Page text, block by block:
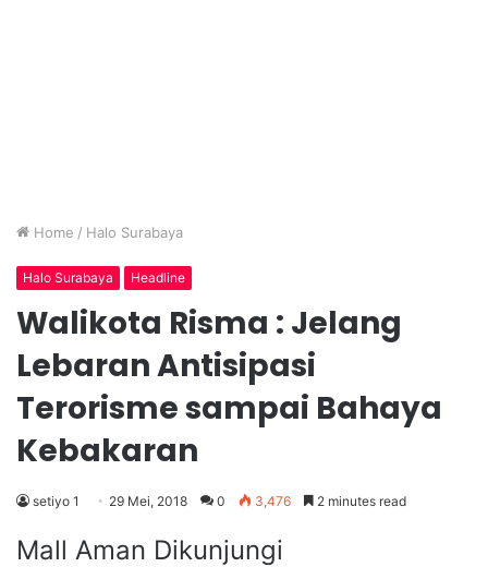
Home / Halo Surabaya
Halo Surabaya Headline
Walikota Risma : Jelang
Lebaran Antisipasi
Terorisme sampai Bahaya
Kebakaran
setiyo 1 29 Mei, 2018 0 3,476 2 minutes read
Mall Aman Dikunjungi